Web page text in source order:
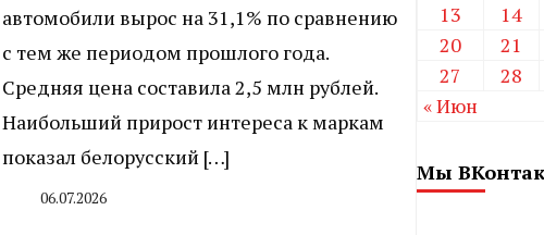
автомобили вырос на 31,1% по сравнению
с тем же периодом прошлого года.
Средняя цена составила 2,5 млн рублей.
Наибольший прирост интереса к маркам
показал белорусский […]
06.07.2026
13
14
20
21
27
28
« Июн
Мы